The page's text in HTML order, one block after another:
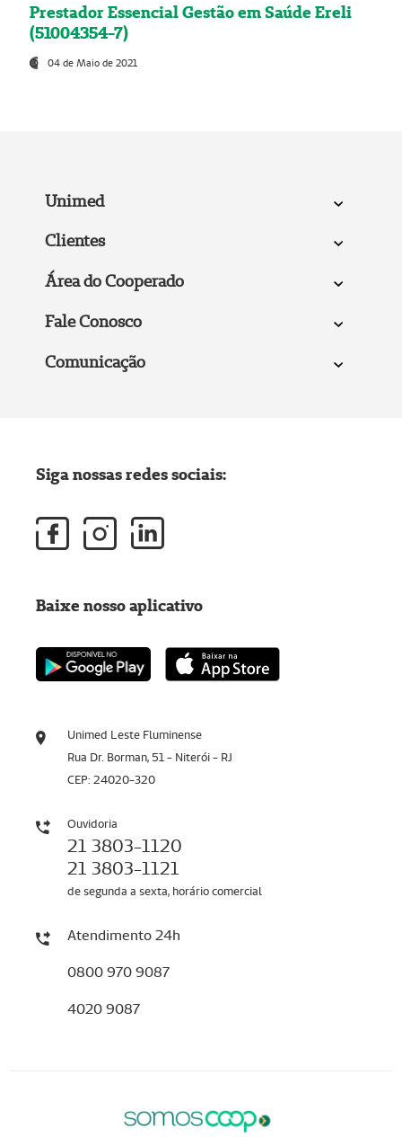
Prestador Essencial Gestão em Saúde Ereli
(51004354-7)
04 de Maio de 2021
Unimed
Clientes
Área do Cooperado
Fale Conosco
Comunicação
Unimed Leste Fluminense
Rua Dr. Borman, 51 - Niterói - RJ
CEP: 24020-320
Ouvidoria
21 3803-1120
21 3803-1121
de segunda a sexta, horário comercial
Atendimento 24h
0800 970 9087
4020 9087
Siga nossas redes sociais:
Baixe nosso aplicativo